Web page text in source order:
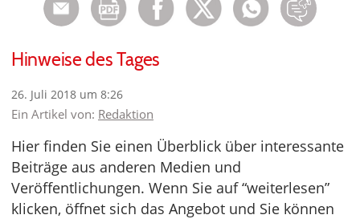
Hinweise des Tages
26. Juli 2018 um 8:26
Ein Artikel von: Redaktion
Hier finden Sie einen Überblick über interessante
Beiträge aus anderen Medien und
Veröffentlichungen. Wenn Sie auf “weiterlesen”
klicken, öffnet sich das Angebot und Sie können